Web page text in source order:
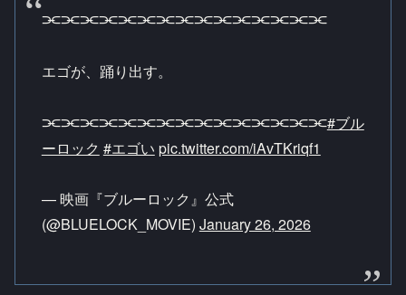
⫘⫘⫘⫘⫘⫘⫘⫘⫘⫘⫘⫘⫘⫘⫘
エゴが、踊り出す。
⫘⫘⫘⫘⫘⫘⫘⫘⫘⫘⫘⫘⫘⫘⫘#ブル
ーロック #エゴい pic.twitter.com/iAvTKriqf1
— 映画『ブルーロック』公式
(@BLUELOCK_MOVIE) January 26, 2026